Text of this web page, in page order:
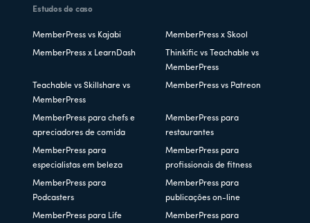
Estudos de caso
MemberPress vs Kajabi MemberPress x Skool
MemberPress x LearnDash
Thinkific vs Teachable vs
MemberPress
Teachable vs Skillshare vs
MemberPress
MemberPress vs Patreon
MemberPress para chefs e
apreciadores de comida
MemberPress para
restaurantes
MemberPress para
especialistas em beleza
MemberPress para
profissionais de fitness
MemberPress para
Podcasters
MemberPress para
publicações on-line
MemberPress para Life
MemberPress para